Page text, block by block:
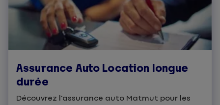
Assurance Auto Location longue
durée
Découvrez l'assurance auto Matmut pour les